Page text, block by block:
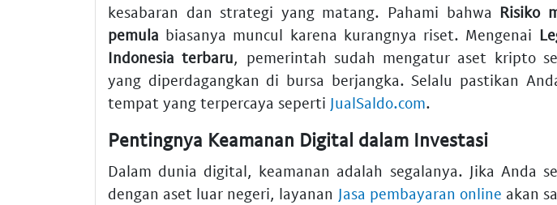
kesabaran dan strategi yang matang. Pahami bahwa Risiko
pemula biasanya muncul karena kurangnya riset. Mengenai
Indonesia terbaru, pemerintah sudah mengatur aset kripto
yang diperdagangkan di bursa berjangka. Selalu pastikan
tempat yang terpercaya seperti JualSaldo.com.
Pentingnya Keamanan Digital dalam Investasi
Dalam dunia digital, keamanan adalah segalanya. Jika Anda
dengan aset luar negeri, layanan Jasa pembayaran online akan